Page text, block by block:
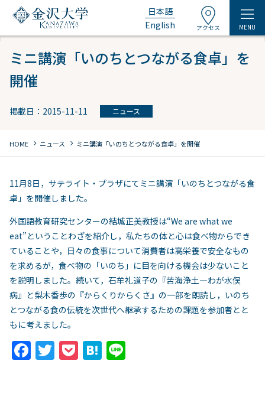
日本語
English
アクセス MENU
ミニ講演「いのちとつながる食卓」を
開催
掲載日：2015-11-11 ニュース
HOME chevron_right ニュース chevron_right ミニ講演「いのちとつながる食卓」を開催
11月8日，サテライト・プラザにてミニ講演「いのちとつながる食
卓」を開催しました。
外国語教育研究センターの結城正美教授は“We are what we
eat”ということわざを紹介し，私たちの体と心は食べ物からでき
ていることや，日々の食事について消費者は高栄養で安全なもの
を求めるが，食べ物の「いのち」に目を向ける機会は少ないこと
を説明しました。続いて，石牟礼道子の『苦海浄土―わが水俣
病』と梨木香歩の『からくりからくさ』の一部を朗読し，いのち
とつながる食の伝統を次世代へ継承するための課題を参加者とと
もに考えました。
F T P H